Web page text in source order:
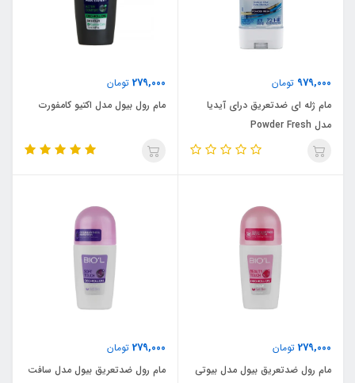
979,000 تومان
مام ژله ای ضدتعریق درای آیدیا
مدل Powder Fresh
279,000 تومان
مام رول بیول مدل اکتیو کامفورت
279,000 تومان
مام رول ضدتعریق بیول مدل بیوتی
279,000 تومان
مام رول ضدتعریق بیول مدل سافت